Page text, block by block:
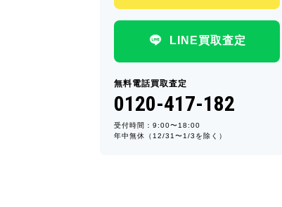
LINE買取査定
無料電話買取査定
0120-417-182
受付時間：9:00〜18:00
年中無休（12/31〜1/3を除く）